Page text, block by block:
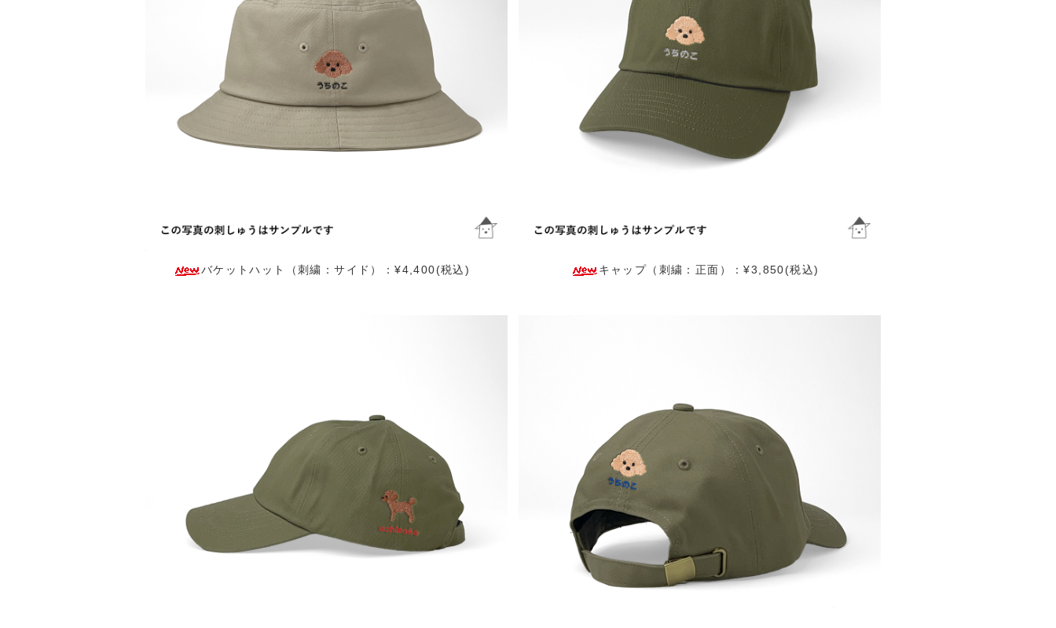
バケットハット（刺繍：サイド）：¥4,400(税込) キャップ（刺繍：正面）：¥3,850(税込)